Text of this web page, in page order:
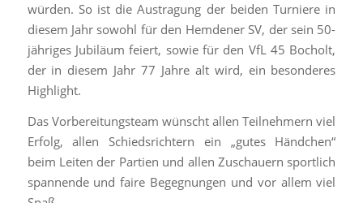
würden. So ist die Austragung der beiden Turniere in
diesem Jahr sowohl für den Hemdener SV, der sein 50-
jähriges Jubiläum feiert, sowie für den VfL 45 Bocholt,
der in diesem Jahr 77 Jahre alt wird, ein besonderes
Highlight.
Das Vorbereitungsteam wünscht allen Teilnehmern viel
Erfolg, allen Schiedsrichtern ein „gutes Händchen“
beim Leiten der Partien und allen Zuschauern sportlich
spannende und faire Begegnungen und vor allem viel